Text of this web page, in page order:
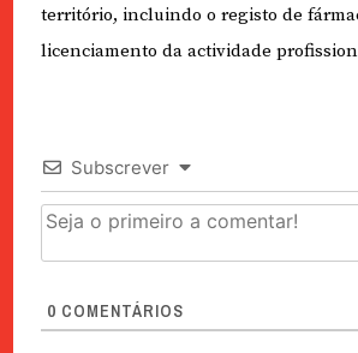
território, incluindo o registo de
licenciamento da actividade
Subscrever
0 COMENTÁRIOS